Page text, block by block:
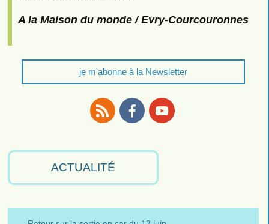
A la Maison du monde / Evry-Courcouronnes
je m'abonne à la Newsletter
ACTUALITÉ